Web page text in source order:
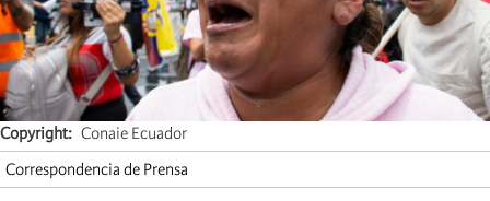
Copyright
Conaie Ecuador
Correspondencia de Prensa